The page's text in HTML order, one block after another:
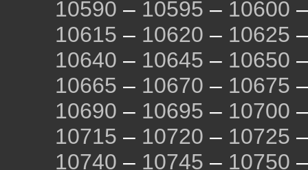
10590 – 10595 – 10600
10615 – 10620 – 10625
10640 – 10645 – 10650
10665 – 10670 – 10675
10690 – 10695 – 10700
10715 – 10720 – 10725
10740 – 10745 – 10750